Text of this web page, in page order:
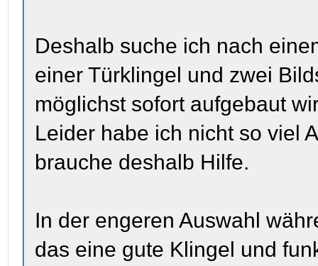
Deshalb suche ich nach
einer Türklingel und zwei
möglichst sofort aufgebaut
Leider habe ich nicht so viel
brauche deshalb Hilfe.
In der engeren Auswahl
das eine gute Klingel und